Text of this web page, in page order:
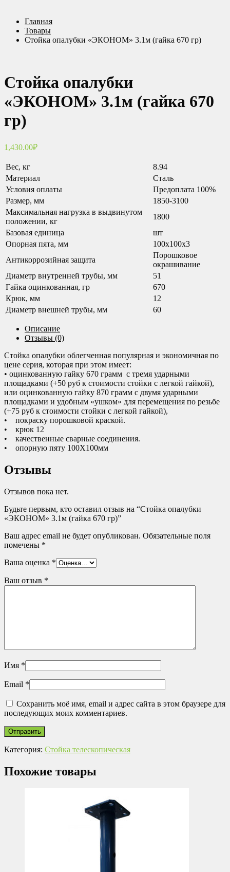
Главная
Товары
Стойка опалубки «ЭКОНОМ» 3.1м (гайка 670 гр)
Стойка опалубки
«ЭКОНОМ» 3.1м (гайка 670
гр)
1,430.00₽
Вес, кг
8.94
Материал
Сталь
Условия оплаты
Предоплата 100%
Размер, мм
1850-3100
Максимальная нагрузка в выдвинутом
положении, кг
1800
Базовая единица
шт
Опорная пята, мм
100x100x3
Антикоррозийная защита
Порошковое
окрашивание
Диаметр внутренней трубы, мм
51
Гайка оцинкованная, гр
670
Крюк, мм
12
Диаметр внешней трубы, мм
60
Описание
Отзывы (0)
Стойка опалубки облегченная популярная и экономичная по
цене серия, которая при этом имеет:
• оцинкованную гайку 670 грамм с тремя ударными
площадками (+50 руб к стоимости стойки с легкой гайкой),
или оцинкованную гайку 870 грамм с двумя ударными
площадками и удобным «ушком» для перемещения по резьбе
(+75 руб к стоимости стойки с легкой гайкой),
• покраску порошковой краской.
• крюк 12
• качественные сварные соединения.
• опорную пяту 100Х100мм
Отзывы
Отзывов пока нет.
Будьте первым, кто оставил отзыв на “Стойка опалубки
«ЭКОНОМ» 3.1м (гайка 670 гр)”
Ваш адрес email не будет опубликован. Обязательные поля
помечены *
Ваша оценка *
Ваш отзыв *
Имя *
Email *
Сохранить моё имя, email и адрес сайта в этом браузере для
последующих моих комментариев.
Категория: Стойка телескопическая
Похожие товары